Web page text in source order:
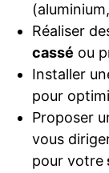
Réaliser
cassé ou
Installer
pour
Proposer
vous
pour votre